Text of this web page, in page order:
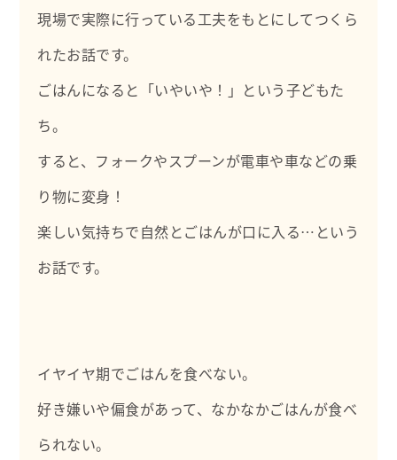
あひるのあしあと～おはなしおしえて～
現場で実際に行っている工夫をもとにしてつくら
れたお話です。
ごはんになると「いやいや！」という子どもた
ち。
すると、フォークやスプーンが電車や車などの乗
り物に変身！
楽しい気持ちで自然とごはんが口に入る…という
お話です。
イヤイヤ期でごはんを食べない。
好き嫌いや偏食があって、なかなかごはんが食べ
られない。